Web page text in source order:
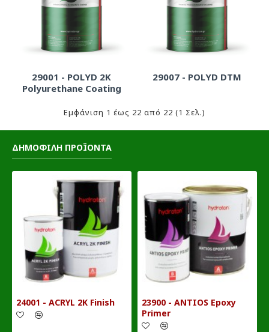
29001 - POLYD 2K
Polyurethane Coating
29007 - POLYD DTM
Εμφάνιση 1 έως 22 από 22 (1 Σελ.)
ΔΗΜΟΦΙΛΗ ΠΡΟΪΟΝΤΑ
24001 - ACRYL 2K Finish
23900 - ANTIOS Epoxy
Primer